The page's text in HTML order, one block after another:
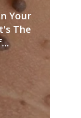
Your
The